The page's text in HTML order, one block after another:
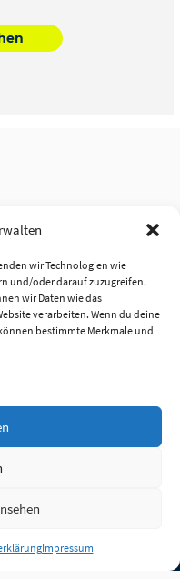
wir Technologien wie
und/oder darauf zuzugreifen.
wir Daten wie das
verarbeiten. Wenn du deine
bestimmte Merkmale und
Impressum
Quellen